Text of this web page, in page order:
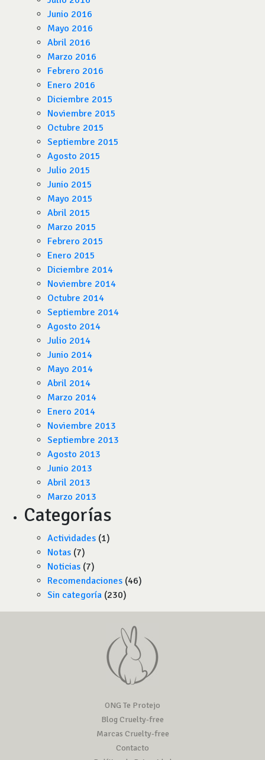
Junio 2016
Mayo 2016
Abril 2016
Marzo 2016
Febrero 2016
Enero 2016
Diciembre 2015
Noviembre 2015
Octubre 2015
Septiembre 2015
Agosto 2015
Julio 2015
Junio 2015
Mayo 2015
Abril 2015
Marzo 2015
Febrero 2015
Enero 2015
Diciembre 2014
Noviembre 2014
Octubre 2014
Septiembre 2014
Agosto 2014
Julio 2014
Junio 2014
Mayo 2014
Abril 2014
Marzo 2014
Enero 2014
Noviembre 2013
Septiembre 2013
Agosto 2013
Junio 2013
Abril 2013
Marzo 2013
Categorías
Actividades (1)
Notas (7)
Noticias (7)
Recomendaciones (46)
Sin categoría (230)
ONG Te Protejo
Blog Cruelty-free
Marcas Cruelty-free
Contacto